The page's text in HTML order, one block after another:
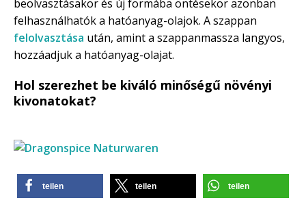
beolvasztásakor és új formába öntésekor azonban
felhasználhatók a hatóanyag-olajok. A szappan
felolvasztása után, amint a szappanmassza langyos,
hozzáadjuk a hatóanyag-olajat.
Hol szerezhet be kiváló minőségű növényi
kivonatokat?
teilen teilen teilen